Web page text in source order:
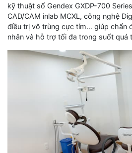
kỹ thuật số Gendex GXDP-700
CAD/CAM inlab MCXL, công nghệ
điều trị vô trùng cực tím… giúp chẩn
nhân và hỗ trợ tối đa trong suốt quá